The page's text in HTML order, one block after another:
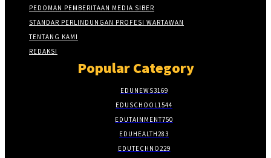
PEDOMAN PEMBERITAAN MEDIA SIBER
STANDAR PERLINDUNGAN PROFESI WARTAWAN
TENTANG KAMI
REDAKSI
Popular Category
EDUNEWS3169
EDUSCHOOL1544
EDUTAINMENT750
EDUHEALTH283
EDUTECHNO229